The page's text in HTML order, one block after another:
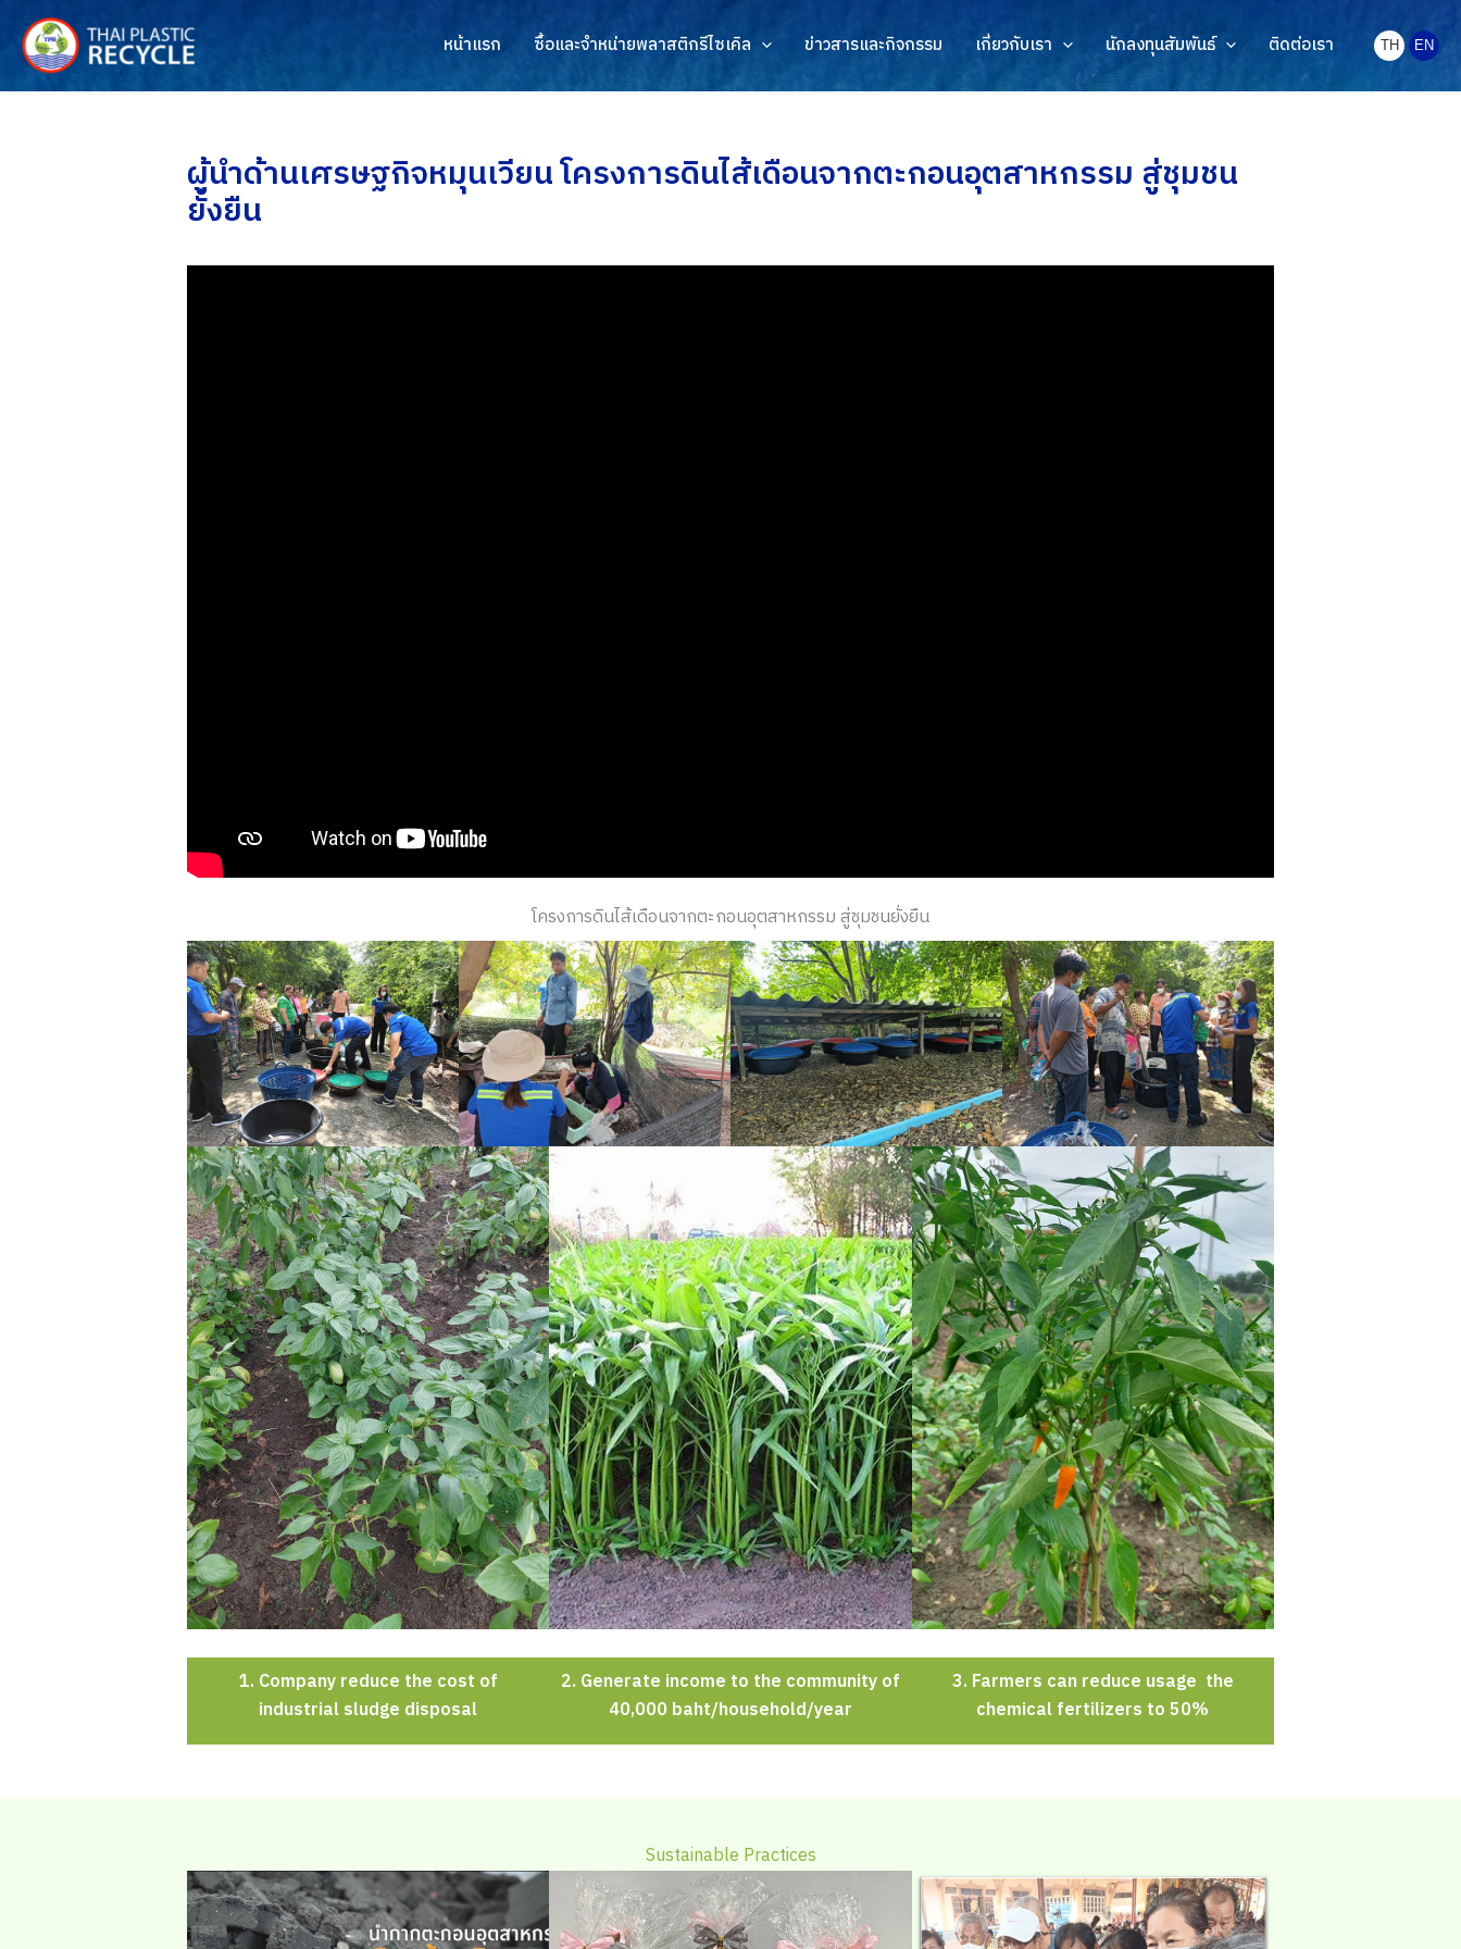
content
หน้าแรก ซื้อและจำหน่ายพลาสติกรีไซเคิล ข่าวสารและกิจกรรม เกี่ยวกับเรา นักลงทุนสัมพันธ์ ติดต่อเรา TH EN
ผู้นำด้านเศรษฐกิจหมุนเวียน โครงการดินไส้เดือนจากตะกอนอุตสาหกรรม สู่ชุมชน
ยั่งยืน
โครงการดินไส้เดือนจากตะกอนอุตสาหกรรม สู่ชุมชนยั่งยืน
1. Company reduce the cost of
industrial sludge disposal
2. Generate income to the community of
40,000 baht/household/year
3. Farmers can reduce usage the
chemical fertilizers to 50%
Sustainable Practices